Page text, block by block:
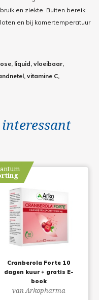
en ziekte. Buiten bereik
en bij kamertemperatuur
liquid, vloeibaar,
vitamine C,
Cranberola Forte 10
dagen kuur + gratis E-
book
van Arkopharma